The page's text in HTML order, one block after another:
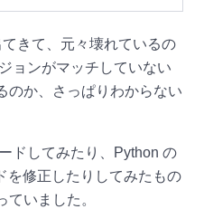
development by
きて、元々壊れているの
ョンがマッチしていない
のか、さっぱりわからない
ドしてみたり、Python の
を修正したりしてみたもの
いました。